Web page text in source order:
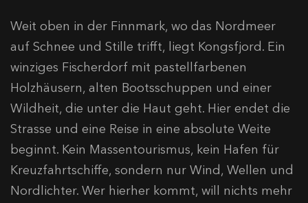
Weit oben in der Finnmark, wo das Nordmeer
auf Schnee und Stille trifft, liegt Kongsfjord. Ein
winziges Fischerdorf mit pastellfarbenen
Holzhäusern, alten Bootsschuppen und einer
Wildheit, die unter die Haut geht. Hier endet die
Strasse und eine Reise in eine absolute Weite
beginnt. Kein Massentourismus, kein Hafen für
Kreuzfahrtschiffe, sondern nur Wind, Wellen und
Nordlichter. Wer hierher kommt, will nichts mehr